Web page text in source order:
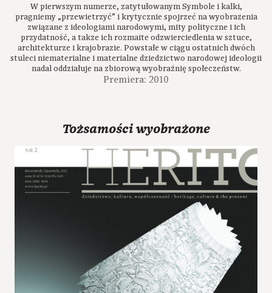
W pierwszym numerze, zatytułowanym Symbole i kalki,
pragniemy „przewietrzyć” i krytycznie spojrzeć na wyobrażenia
związane z ideologiami narodowymi, mity polityczne i ich
przydatność, a także ich rozmaite odzwierciedlenia w sztuce,
architekturze i krajobrazie. Powstałe w ciągu ostatnich dwóch
stuleci niematerialne i materialne dziedzictwo narodowej ideologii
nadal oddziałuje na zbiorową wyobraźnię społeczeństw.
Premiera: 2010
Tożsamości wyobrażone